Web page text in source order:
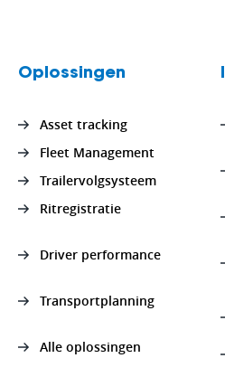
Oplossingen
Asset tracking
Fleet Management
Trailervolgsysteem
Ritregistratie
Driver performance
Transportplanning
Alle oplossingen